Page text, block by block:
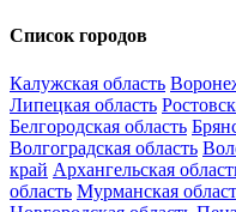
Список городов
Калужская область
Липецкая область
Белгородская область
Волгоградская область
край Архангельская
область Мурманская